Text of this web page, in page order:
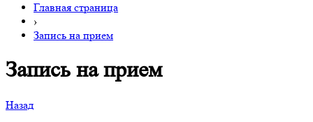
Главная страница
›
Запись на прием
Запись на прием
Назад